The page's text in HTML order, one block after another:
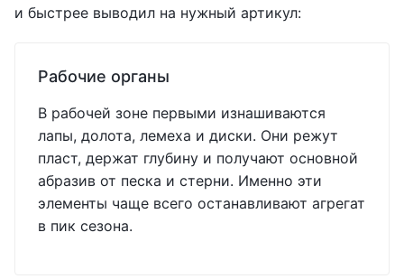
и быстрее выводил на нужный артикул:
Рабочие органы
В рабочей зоне первыми изнашиваются
лапы, долота, лемеха и диски. Они режут
пласт, держат глубину и получают основной
абразив от песка и стерни. Именно эти
элементы чаще всего останавливают агрегат
в пик сезона.